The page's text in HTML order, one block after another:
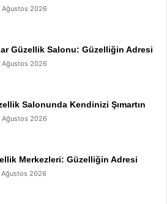
Ağustos 2026
Güzellik Salonu: Güzelliğin Adresi
Ağustos 2026
Salonunda Kendinizi Şımartın
Ağustos 2026
Merkezleri: Güzelliğin Adresi
Ağustos 2026